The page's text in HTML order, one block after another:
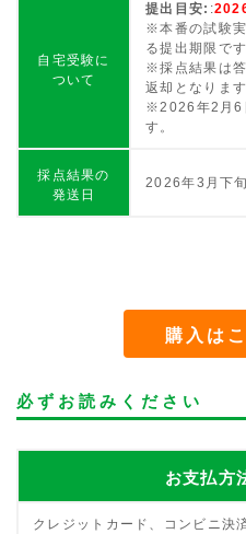
自宅受験に
ついて
提出目安: :
※本番の試験
る提出期限です
※採点結果は
返却となります
※2026年2月6
す。
採点結果の
発送日
2026年3月下旬
購入は
必ずお読みください
お支払方
クレジットカード、コンビニ決